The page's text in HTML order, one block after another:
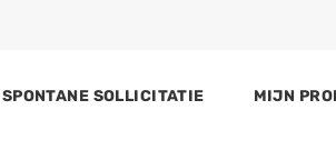
SPONTANE SOLLICITATIE MIJN